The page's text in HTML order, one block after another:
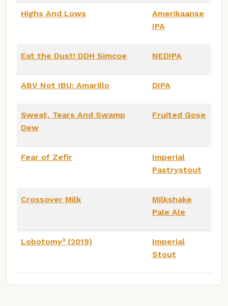
Highs And Lows
Amerikaanse
IPA
Eat the Dust! DDH Simcoe NEDIPA
ABV Not IBU: Amarillo DIPA
Sweat, Tears And Swamp
Dew
Fruited Gose
Fear of Zefir
Imperial
Pastrystout
Crossover Milk
Milkshake
Pale Ale
Lobotomy³ (2019)
Imperial
Stout